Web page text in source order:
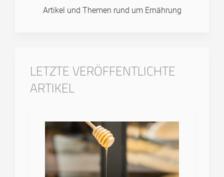
Artikel und Themen rund um Ernährung
LETZTE VERÖFFENTLICHTE
ARTIKEL